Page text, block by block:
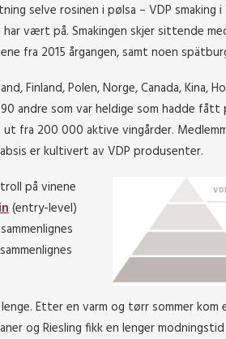
selve rosinen i pølsa – VDP smaking i
vært på. Smakingen skjer sittende
fra 2015 årgangen, samt noen
Finland, Polen, Norge, Canada, Kina,
andre som var heldige som hadde fått
fra 200 000 aktive vingårder.
er kultivert av VDP produsenter.
på vinene
(entry-level)
Etter en varm og tørr sommer kom
og Riesling fikk en lenger